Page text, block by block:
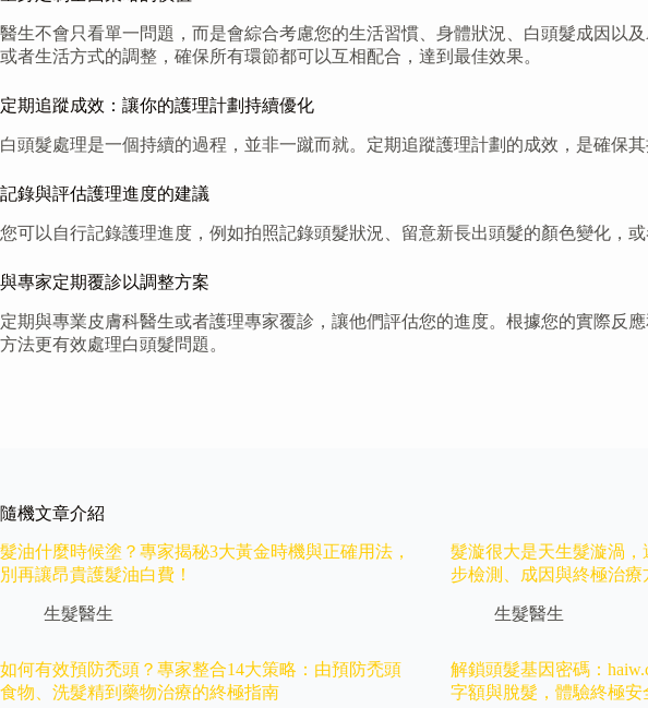
醫生不會只看單一問題，而是會綜合考慮您的生活習慣、身體狀況、白頭髮成因以
或者生活方式的調整，確保所有環節都可以互相配合，達到最佳效果。
定期追蹤成效：讓你的護理計劃持續優化
白頭髮處理是一個持續的過程，並非一蹴而就。定期追蹤護理計劃的成效，是確保
記錄與評估護理進度的建議
您可以自行記錄護理進度，例如拍照記錄頭髮狀況、留意新長出頭髮的顏色變化，
與專家定期覆診以調整方案
定期與專業皮膚科醫生或者護理專家覆診，讓他們評估您的進度。根據您的實際反
方法更有效處理白頭髮問題。
隨機文章介紹
髮油什麼時候塗？專家揭秘3大黃金時機與正確用法，
別再讓昂貴護髮油白費！
生髮醫生
髮漩很大是天生髮漩渦
步檢測、成因與終極治療
生髮醫生
如何有效預防禿頭？專家整合14大策略：由預防禿頭
食物、洗髮精到藥物治療的終極指南
解鎖頭髮基因密碼：
字額與脫髮，體驗終極安